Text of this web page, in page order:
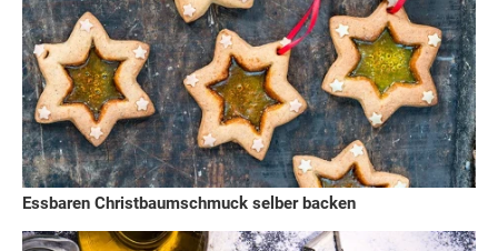
Essbaren Christbaumschmuck selber backen